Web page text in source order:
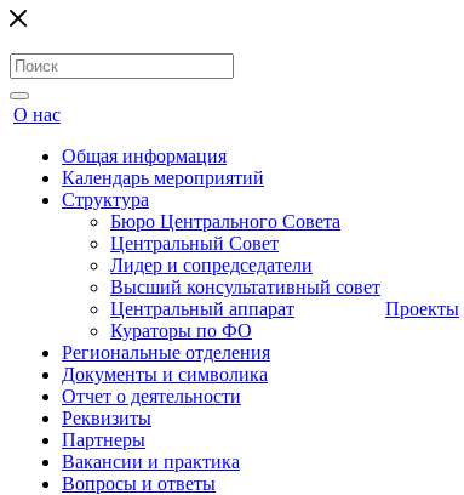
О нас
Общая информация
Календарь мероприятий
Структура
Бюро Центрального Совета
Центральный Совет
Лидер и сопредседатели
Высший консультативный совет
Центральный аппарат
Кураторы по ФО
Региональные отделения
Документы и символика
Отчет о деятельности
Реквизиты
Партнеры
Вакансии и практика
Вопросы и ответы
Проекты